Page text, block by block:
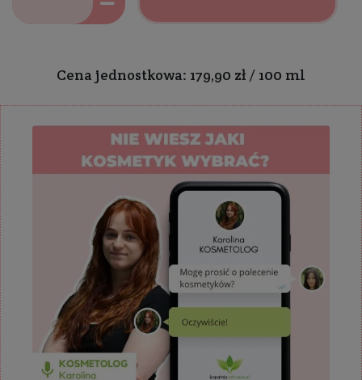
Cena jednostkowa: 179,90 zł / 100 ml